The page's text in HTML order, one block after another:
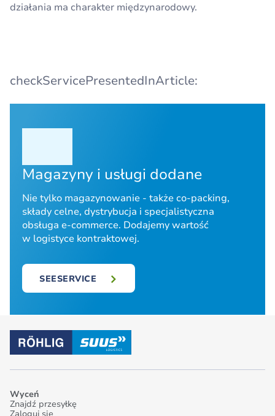
działania ma charakter międzynarodowy.
checkServicePresentedInArticle:
Magazyny i usługi dodane
Nie tylko magazynowanie - także co-packing,
składy celne, dystrybucja i specjalistyczna
obsługa e-commerce. Dodajemy wartość
w logistyce kontraktowej.
SEESERVICE
Wyceń
Znajdź przesyłkę